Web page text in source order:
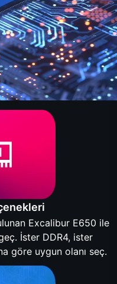
Excalibur E650 ile
İster DDR4, ister
göre uygun olanı seç.